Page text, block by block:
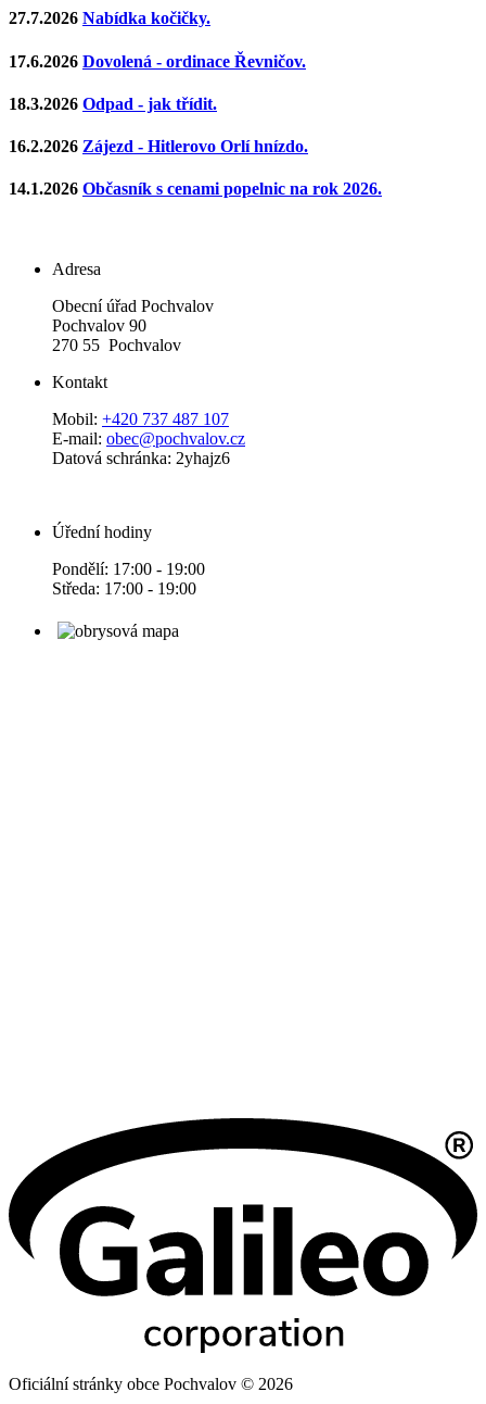
27.7.2026 Nabídka kočičky.
17.6.2026 Dovolená - ordinace Řevničov.
18.3.2026 Odpad - jak třídit.
16.2.2026 Zájezd - Hitlerovo Orlí hnízdo.
14.1.2026 Občasník s cenami popelnic na rok 2026.
Adresa
Obecní úřad Pochvalov
Pochvalov 90
270 55 Pochvalov
Kontakt
Mobil: +420 737 487 107
E-mail: obec@pochvalov.cz
Datová schránka: 2yhajz6
Úřední hodiny
Pondělí: 17:00 - 19:00
Středa: 17:00 - 19:00
Oficiální stránky obce Pochvalov © 2026